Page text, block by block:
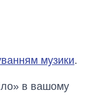
музики.
в вашому